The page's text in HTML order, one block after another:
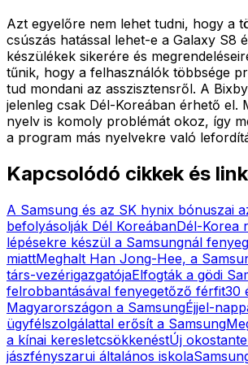
Azt egyelőre nem lehet tudni, hogy a
csúszás hatással lehet-e a Galaxy S8
készülékek sikerére és
tűnik, hogy a felhasználók többsége
tud mondani az asszisztensről. A
jelenleg csak Dél-Koreában érhető el.
nyelv is komoly problémát okoz, így
a program más nyelvekre való
Kapcsolódó cikkek és
A Samsung és az SK hynix bónuszai
befolyásolják Dél KoreábanDél-Korea
lépésekre készül a Samsungnál
miattMeghalt Han Jong-Hee, a
társ-vezérigazgatójaElfogták a gödi
felrobbantásával fenyegetőző férfit30
Magyarországon a SamsungÉjjel-
ügyfélszolgálattal erősít a Samsung
a kínai keresletcsökkenéstÚj
jászfényszarui általános iskola